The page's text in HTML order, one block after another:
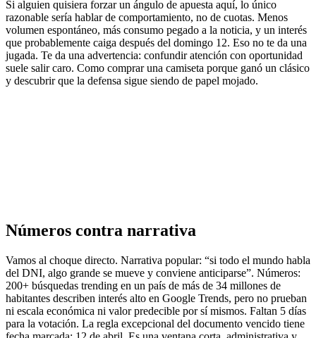
Si alguien quisiera forzar un ángulo de apuesta aquí, lo único
razonable sería hablar de comportamiento, no de cuotas. Menos
volumen espontáneo, más consumo pegado a la noticia, y un interés
que probablemente caiga después del domingo 12. Eso no te da una
jugada. Te da una advertencia: confundir atención con oportunidad
suele salir caro. Como comprar una camiseta porque ganó un clásico
y descubrir que la defensa sigue siendo de papel mojado.
Números contra narrativa
Vamos al choque directo. Narrativa popular: “si todo el mundo habla
del DNI, algo grande se mueve y conviene anticiparse”. Números:
200+ búsquedas trending en un país de más de 34 millones de
habitantes describen interés alto en Google Trends, pero no prueban
ni escala económica ni valor predecible por sí mismos. Faltan 5 días
para la votación. La regla excepcional del documento vencido tiene